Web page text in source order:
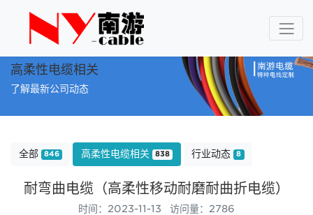
高柔性电缆相关
了解最新公司动态
全部 846 高柔性电缆相关 838 行业动态 8
耐弯曲电缆（高柔性移动耐磨耐曲折电缆）
时间：2023-11-13 访问量：2786